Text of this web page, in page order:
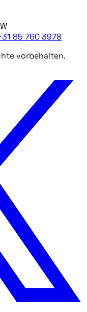
85 760 3978
vorbehalten.